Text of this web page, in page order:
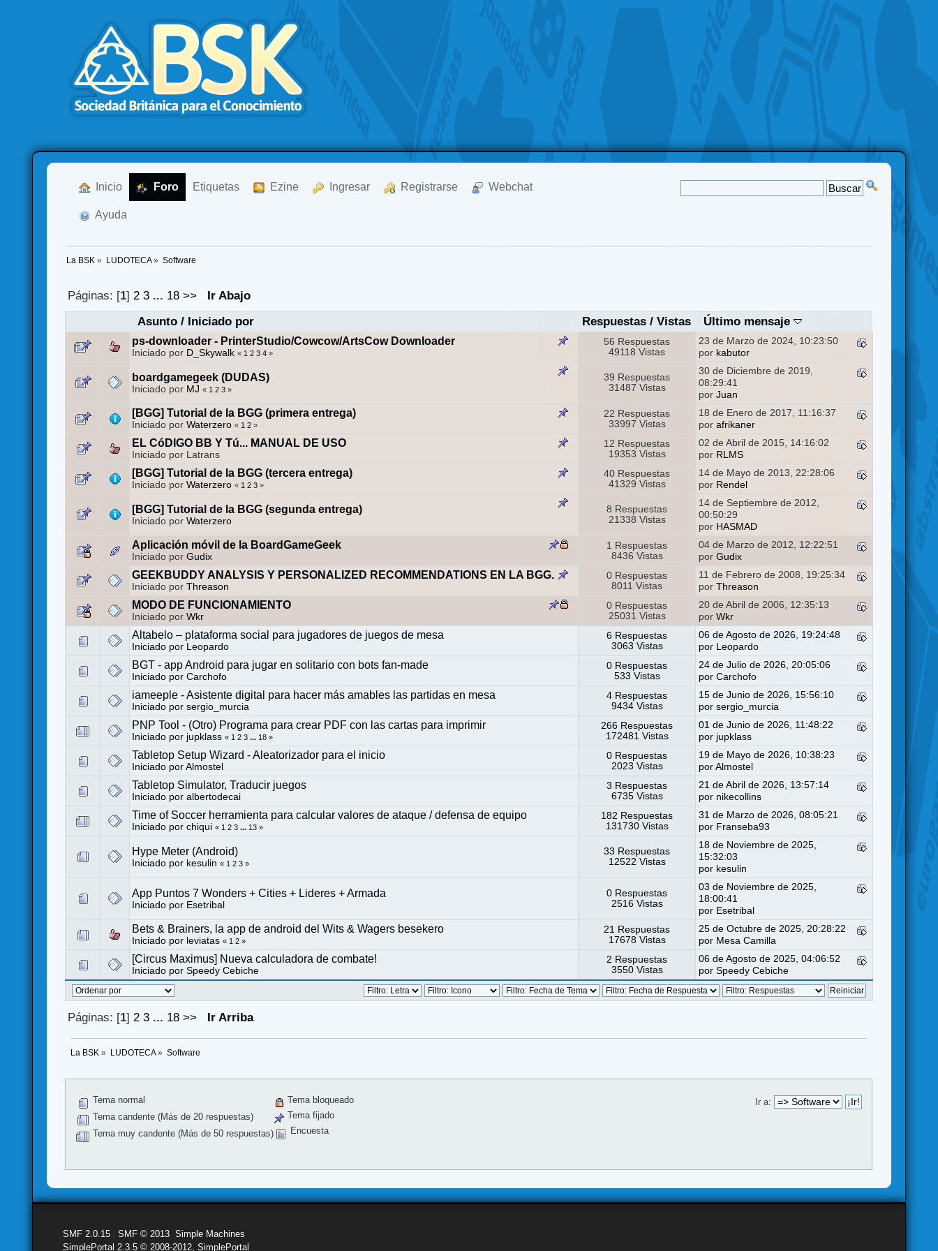
Inicio Foro Etiquetas Ezine Ingresar Registrarse Webchat
Ayuda
La BSK » LUDOTECA» Software
Páginas: [1] 2 3 ... 18 >>
Ir Abajo
Asunto/ Iniciado por Respuestas /Vistas Último mensaje
ps-downloader - PrinterStudio/Cowcow/ArtsCow Downloader
Iniciado por D_Skywalk « 1 2 3 4 »
56 Respuestas
49118 Vistas
23 de Marzo de 2024, 10:23:50
por kabutor
boardgamegeek (DUDAS)
Iniciado por MJ « 1 2 3 »
39 Respuestas
31487 Vistas
30 de Diciembre de 2019,
08:29:41
porJuan
[BGG] Tutorial de la BGG (primera entrega)
Iniciado porWaterzero « 1 2 »
22 Respuestas
33997 Vistas
18 de Enero de 2017, 11:16:37
porafrikaner
EL CóDIGO BB Y Tú... MANUAL DE USO
Iniciado por Latrans
12 Respuestas
19353 Vistas
02 de Abril de 2015, 14:16:02
por RLMS
[BGG] Tutorial de la BGG (tercera entrega)
Iniciado porWaterzero « 1 2 3 »
40 Respuestas
41329 Vistas
14 de Mayo de 2013, 22:28:06
por Rendel
[BGG] Tutorial de la BGG (segunda entrega)
Iniciado porWaterzero
8 Respuestas
21338 Vistas
14 de Septiembre de 2012,
00:50:29
por HASMAD
Aplicación móvil de la BoardGameGeek
Iniciado porGudix
1 Respuestas
8436 Vistas
04 de Marzo de 2012, 12:22:51
porGudix
GEEKBUDDY ANALYSIS Y PERSONALIZED RECOMMENDATIONS EN LA BGG.
Iniciado porThreason
0 Respuestas
8011 Vistas
11 de Febrero de 2008, 19:25:34
porThreason
MODO DE FUNCIONAMIENTO
Iniciado porWkr
0 Respuestas
25031 Vistas
20 de Abril de 2006, 12:35:13
porWkr
Altabelo – plataforma social para jugadores de juegos de mesa
Iniciado por Leopardo
6 Respuestas
3063 Vistas
06 de Agosto de 2026, 19:24:48
por
Leopardo
BGT - app Android para jugar en solitario con bots fan-made
Iniciado porCarchofo
0 Respuestas
533 Vistas
24 de Julio de 2026, 20:05:06
porCarchofo
iameeple - Asistente digital para hacer más amables las partidas en mesa
Iniciado porsergio_murcia
4 Respuestas
9434 Vistas
15 de Junio de 2026, 15:56:10
porsergio_murcia
PNP Tool - (Otro) Programa para crear PDF con las cartas para imprimir
Iniciado por jupklass « 1 2 3 ... 18 »
266 Respuestas
172481 Vistas
01 de Junio de 2026, 11:48:22
por jupklass
Tabletop Setup Wizard - Aleatorizador para el inicio
Iniciado porAlmostel
0 Respuestas
2023 Vistas
19 de Mayo de 2026, 10:38:23
porAlmostel
Tabletop Simulator, Traducir juegos
Iniciado poralbertodecai
3 Respuestas
6735 Vistas
21 de Abril de 2026, 13:57:14
por nikecollins
Time of Soccer herramienta para calcular valores de ataque / defensa de equipo
Iniciado porchiqui « 1 2 3 ... 13 »
182 Respuestas
131730 Vistas
31 de Marzo de 2026, 08:05:21
por Franseba93
Hype Meter (Android)
Iniciado por kesulin « 1 2 3 »
33 Respuestas
12522 Vistas
18 de Noviembre de 2025,
15:32:03
por kesulin
App Puntos 7 Wonders + Cities + Lideres + Armada
Iniciado por Esetribal
0 Respuestas
2516 Vistas
03 de Noviembre de 2025,
18:00:41
por Esetribal
Bets & Brainers, la app de android del Wits & Wagers besekero
Iniciado por leviatas « 1 2 »
21 Respuestas
17678 Vistas
25 de Octubre de 2025, 20:28:22
por Mesa Camilla
[Circus Maximus] Nueva calculadora de combate!
Iniciado porSpeedy Cebiche
2 Respuestas
3550 Vistas
06 de Agosto de 2025, 04:06:52
porSpeedy Cebiche
Páginas: [1] 2 3 ... 18 >> Ir Arriba
La BSK » LUDOTECA» Software
Ir a:
Tema normal
Tema candente (Más de 20 respuestas)
Tema muy candente (Más de 50 respuestas)
Tema bloqueado
Tema fijado
Encuesta
SMF 2.0.15 |SMF © 2013 ,Simple Machines
SimplePortal 2.3.5 © 2008-2012, SimplePortal